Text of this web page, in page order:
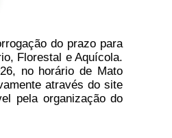
do prazo para
Florestal e Aquícola.
no horário de Mato
através do site
pela organização do